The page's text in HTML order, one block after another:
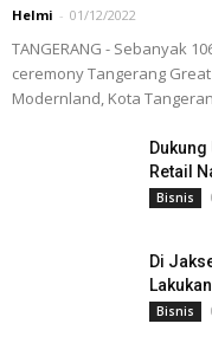
Helmi - 01/12/2022
TANGERANG - Sebanyak
ceremony Tangerang
Modernland, Kota
Dukung
Retail
Bisnis
Di
Bisnis